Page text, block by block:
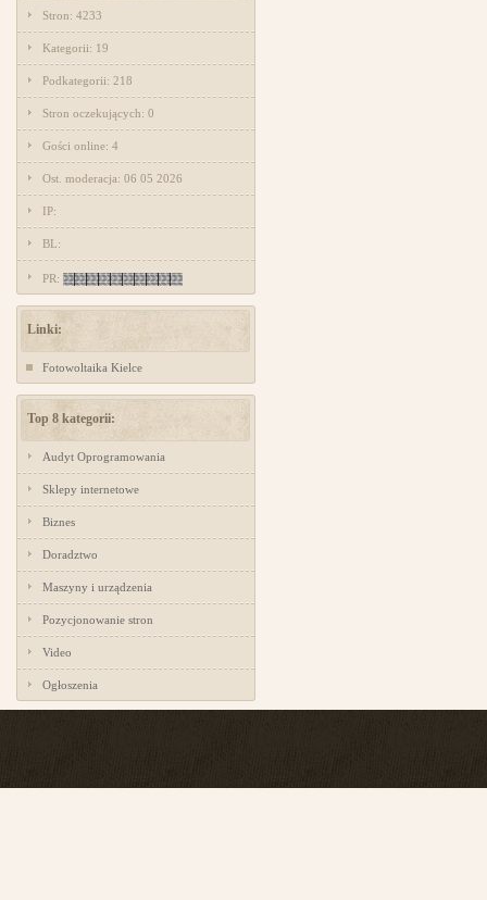
Stron: 4233
Kategorii: 19
Podkategorii: 218
Stron oczekujących: 0
Gości online: 4
Ost. moderacja: 06 05 2026
IP:
BL:
PR:
Linki:
Fotowoltaika Kielce
Top 8 kategorii:
Audyt Oprogramowania
Sklepy internetowe
Biznes
Doradztwo
Maszyny i urządzenia
Pozycjonowanie stron
Video
Ogłoszenia